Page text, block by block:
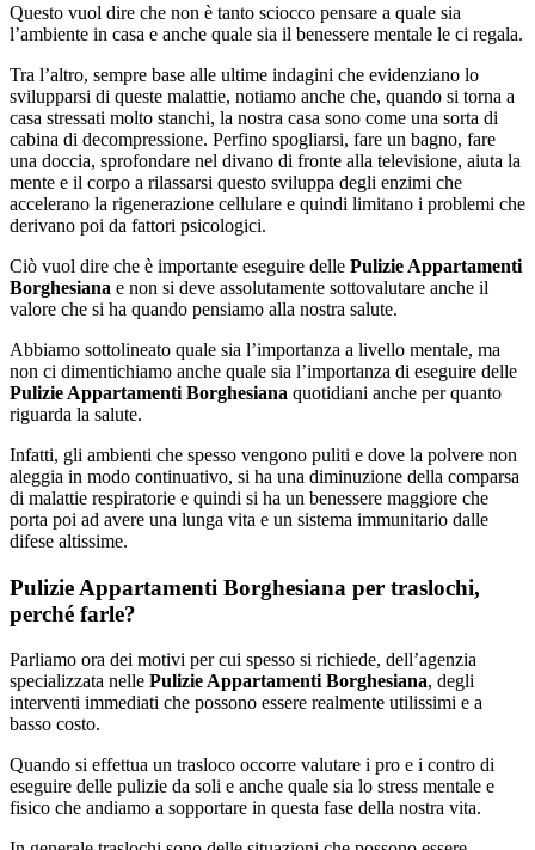
Questo vuol dire che non è tanto sciocco pensare a quale sia
l’ambiente in casa e anche quale sia il benessere mentale le ci regala.
Tra l’altro, sempre base alle ultime indagini che evidenziano lo
svilupparsi di queste malattie, notiamo anche che, quando si torna a
casa stressati molto stanchi, la nostra casa sono come una sorta di
cabina di decompressione. Perfino spogliarsi, fare un bagno, fare
una doccia, sprofondare nel divano di fronte alla televisione, aiuta la
mente e il corpo a rilassarsi questo sviluppa degli enzimi che
accelerano la rigenerazione cellulare e quindi limitano i problemi che
derivano poi da fattori psicologici.
Ciò vuol dire che è importante eseguire delle Pulizie Appartamenti
Borghesiana e non si deve assolutamente sottovalutare anche il
valore che si ha quando pensiamo alla nostra salute.
Abbiamo sottolineato quale sia l’importanza a livello mentale, ma
non ci dimentichiamo anche quale sia l’importanza di eseguire delle
Pulizie Appartamenti Borghesiana quotidiani anche per quanto
riguarda la salute.
Infatti, gli ambienti che spesso vengono puliti e dove la polvere non
aleggia in modo continuativo, si ha una diminuzione della comparsa
di malattie respiratorie e quindi si ha un benessere maggiore che
porta poi ad avere una lunga vita e un sistema immunitario dalle
difese altissime.
Pulizie Appartamenti Borghesiana per traslochi,
perché farle?
Parliamo ora dei motivi per cui spesso si richiede, dell’agenzia
specializzata nelle Pulizie Appartamenti Borghesiana, degli
interventi immediati che possono essere realmente utilissimi e a
basso costo.
Quando si effettua un trasloco occorre valutare i pro e i contro di
eseguire delle pulizie da soli e anche quale sia lo stress mentale e
fisico che andiamo a sopportare in questa fase della nostra vita.